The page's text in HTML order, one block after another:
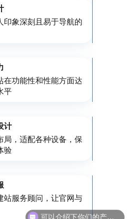
印象深刻且易于导航的
在功能性和性能方面达
平
计
局，适配各种设备，保
验
站服务顾问，让官网与